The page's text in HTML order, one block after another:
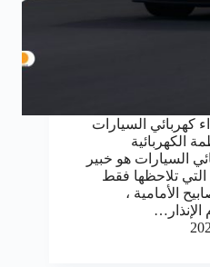
كهربائي السيارات
الكهربائية
السيارات هو خبير
تلاحظها فقط
الأمامية ،